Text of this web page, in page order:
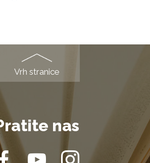
Vrh stranice
nas